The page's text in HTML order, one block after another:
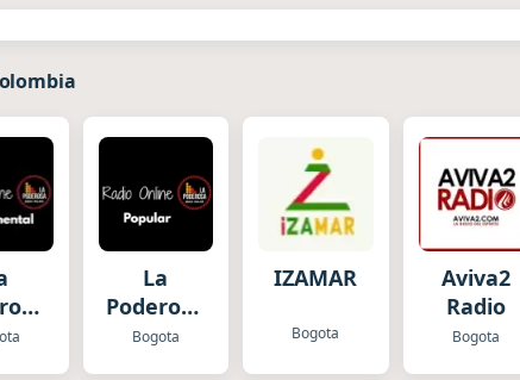
La
Poderosa
Radio
Bogota
IZAMAR
Bogota
Aviva2
Radio
Bogota